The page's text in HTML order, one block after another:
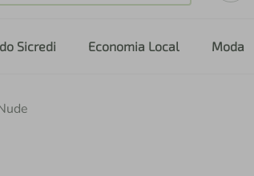
Sicredi Economia Local Moda